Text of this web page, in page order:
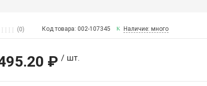
(0) Код товара: 002-107345 Наличие: много
₽ / шт.